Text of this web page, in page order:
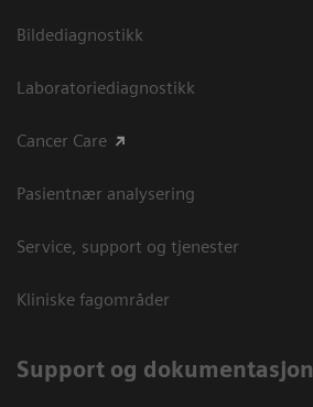
Bildediagnostikk
Laboratoriediagnostikk
Cancer Care
Pasientnær analysering
Service, support og tjenester
Kliniske fagområder
Support og dokumentasjon